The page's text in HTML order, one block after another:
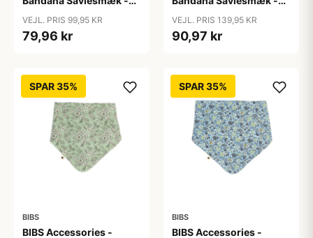
VEJL. PRIS 99,95 KR
79,96 kr
Grey
VEJL. PRIS 139,95 KR
90,97 kr
SPAR 35%
BIBS
BIBS Accessories -
SPAR 35%
BIBS
BIBS Accessories -